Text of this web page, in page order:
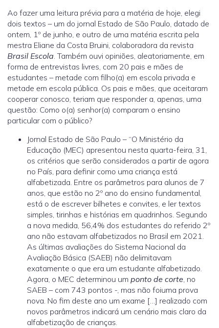
Ao fazer uma leitura prévia para a matéria de hoje, elegi
dois textos – um do jornal Estado de São Paulo, datado de
ontem, 1º de junho, e outro de uma matéria escrita pela
mestra Eliane da Costa Bruini, colaboradora da revista
Brasil Escola. Também ouvi opiniões, aleatoriamente, em
forma de entrevistas livres, com 20 pais e mães de
estudantes – metade com filho(a) em escola privada e
metade em escola pública. Os pais e mães, que aceitaram
cooperar conosco, teriam que responder a, apenas, uma
questão: Como o(a) senhor(a) comparam o ensino
particular com o público?
Jornal Estado de São Paulo – “O Ministério da
Educação (MEC) apresentou nesta quarta-feira, 31,
os critérios que serão considerados a partir de agora
no País, para definir como uma criança está
alfabetizada. Entre os parâmetros para alunos de 7
anos, que estão no 2º ano do ensino fundamental,
está o de escrever bilhetes e convites, e ler textos
simples, tirinhas e histórias em quadrinhos. Segundo
a nova medida, 56,4% dos estudantes do referido 2º
ano não estavam alfabetizados no Brasil em 2021.
As últimas avaliações do Sistema Nacional da
Avaliação Básica (SAEB) não delimitavam
exatamente o que era um estudante alfabetizado.
Agora, o MEC determinou um ponto de corte, no
SAEB – com 743 pontos -, mas não foiuma prova
nova. No fim deste ano um exame […] realizado com
novos parâmetros indicará um cenário mais claro da
alfabetização de crianças.